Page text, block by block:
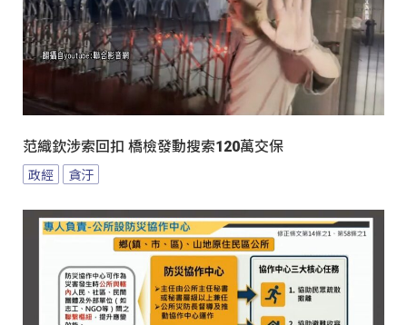
范織欽涉索回扣 橋檢發動搜索120萬交保
政經 貪汙